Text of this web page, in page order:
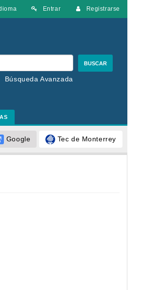
Entrar Registrarse
BUSCAR
Búsqueda Avanzada
Google Tec de Monterrey